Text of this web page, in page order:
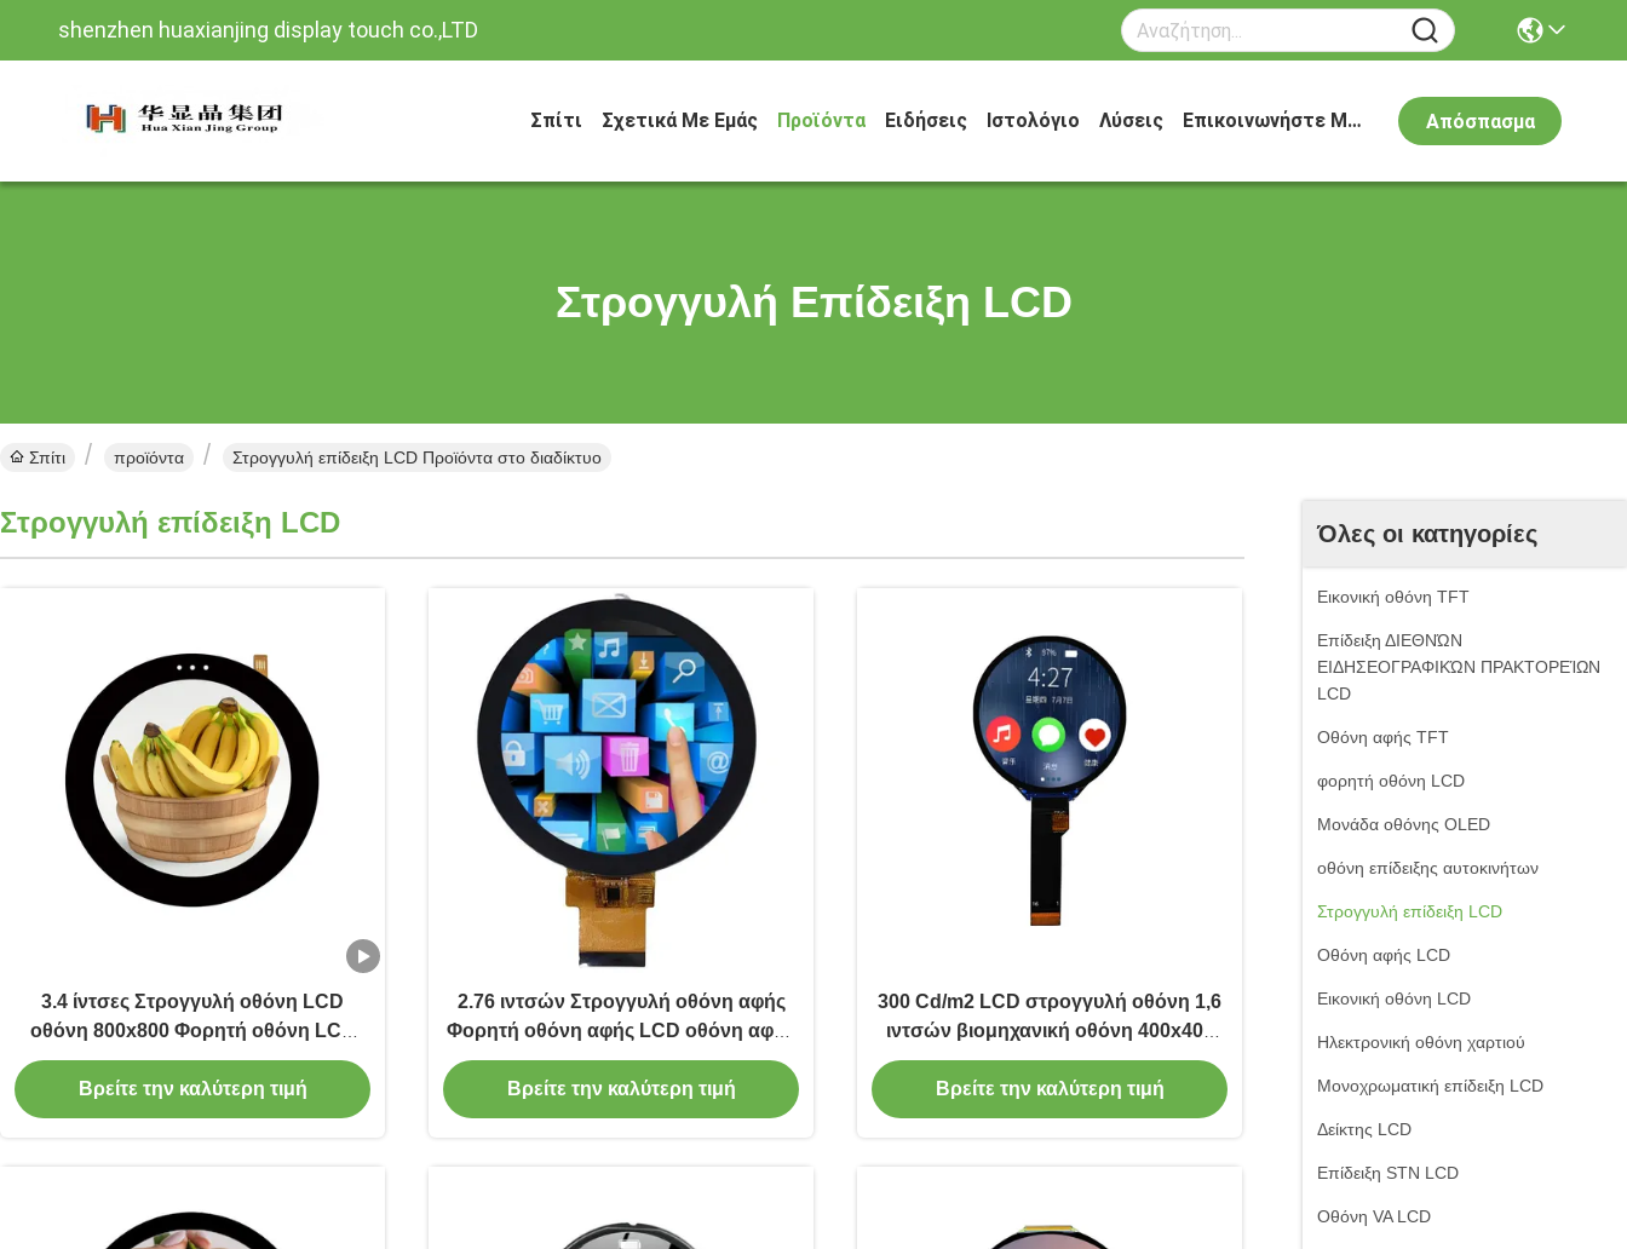
shenzhen huaxianjing display touch co.,LTD
Σπίτι Σχετικά Με Εμάς Προϊόντα Ειδήσεις Ιστολόγιο Λύσεις Επικοινωνήστε Μαζί Μας Απόσπασμα
Στρογγυλή Επίδειξη LCD
Σπίτι προϊόντα Στρογγυλή επίδειξη LCD Προϊόντα στο διαδίκτυο
Όλες οι κατηγορίες
Εικονική οθόνη TFT
Επίδειξη ΔΙΕΘΝΏΝ
ΕΙΔΗΣΕΟΓΡΑΦΙΚΏΝ ΠΡΑΚΤΟΡΕΊΩΝ
LCD
Οθόνη αφής TFT
φορητή οθόνη LCD
Μονάδα οθόνης OLED
οθόνη επίδειξης αυτοκινήτων
Στρογγυλή επίδειξη LCD
Οθόνη αφής LCD
Εικονική οθόνη LCD
Ηλεκτρονική οθόνη χαρτιού
Μονοχρωματική επίδειξη LCD
Δείκτης LCD
Επίδειξη STN LCD
Οθόνη VA LCD
Στρογγυλή επίδειξη LCD
3.4 ίντσες Στρογγυλή οθόνη LCD
οθόνη 800x800 Φορητή οθόνη LCD
550 Cd/M2
Βρείτε την καλύτερη τιμή
2.76 ιντσών Στρογγυλή οθόνη αφής
Φορητή οθόνη αφής LCD οθόνη αφής
480x480
Βρείτε την καλύτερη τιμή
300 Cd/m2 LCD στρογγυλή οθόνη 1,6
ιντσών βιομηχανική οθόνη 400x400
ανάλυση
Βρείτε την καλύτερη τιμή